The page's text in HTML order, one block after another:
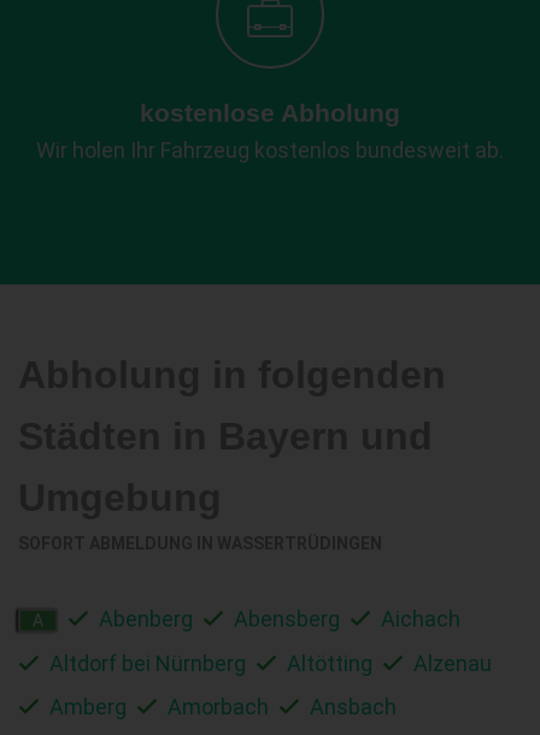
kostenlose Abholung
Wir holen Ihr Fahrzeug kostenlos bundesweit ab.
A Abenberg Abensberg
Aichach
Altdorf bei Nürnberg
Altötting
Alzenau
Amberg
Amorbach
Ansbach